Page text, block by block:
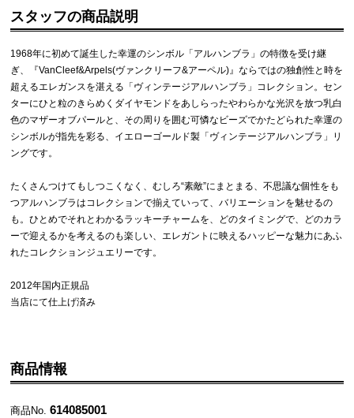
スタッフの商品説明
1968年に初めて誕生した幸運のシンボル「アルハンブラ」の特徴を受け継
ぎ、『VanCleef&Arpels(ヴァンクリーフ&アーペル)』ならではの独創性と時を
超えるエレガンスを湛える「ヴィンテージアルハンブラ」コレクション。セン
ターにひと粒のきらめくダイヤモンドをあしらったやわらかな光沢を放つ乳白
色のマザーオブパールと、その周りを囲む可憐なビーズでかたどられた幸運の
シンボルが指先を彩る、イエローゴールド製「ヴィンテージアルハンブラ」リ
ングです。
たくさんつけてもしつこくなく、むしろ“素敵”にまとまる、不思議な個性をも
つアルハンブラはコレクションで揃えていって、バリエーションを魅せるの
も。ひとめでそれとわかるラッキーチャームを、どのタイミングで、どのカラ
ーで迎えるかを考えるのも楽しい、エレガントに映えるハッピーな魅力にあふ
れたコレクションジュエリーです。
2012年国内正規品
当店にて仕上げ済み
商品情報
商品No.614085001